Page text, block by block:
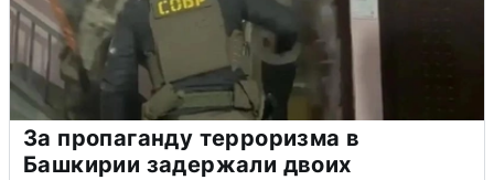
За пропаганду терроризма в
Башкирии задержали двоих